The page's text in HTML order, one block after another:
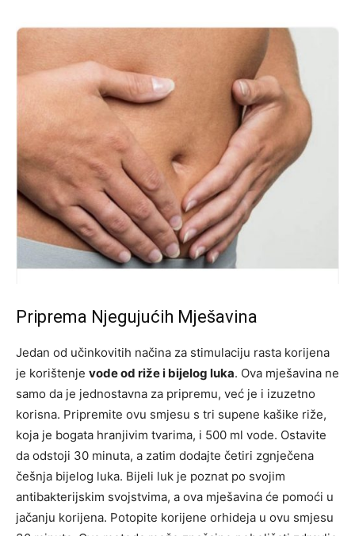
Priprema Njegujućih Mješavina
Jedan od učinkovitih načina za stimulaciju rasta korijena
je korištenje vode od riže i bijelog luka. Ova mješavina ne
samo da je jednostavna za pripremu, već je i izuzetno
korisna. Pripremite ovu smjesu s tri supene kašike riže,
koja je bogata hranjivim tvarima, i 500 ml vode. Ostavite
da odstoji 30 minuta, a zatim dodajte četiri zgnječena
češnja bijelog luka. Bijeli luk je poznat po svojim
antibakterijskim svojstvima, a ova mješavina će pomoći u
jačanju korijena. Potopite korijene orhideja u ovu smjesu